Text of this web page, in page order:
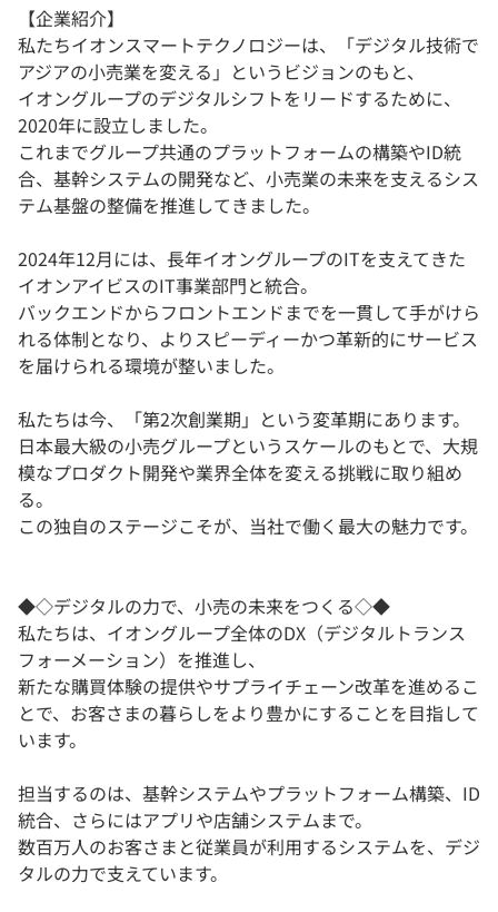
【企業紹介】
私たちイオンスマートテクノロジーは、「デジタル技術で
アジアの小売業を変える」というビジョンのもと、
イオングループのデジタルシフトをリードするために、
2020年に設立しました。
これまでグループ共通のプラットフォームの構築やID統
合、基幹システムの開発など、小売業の未来を支えるシス
テム基盤の整備を推進してきました。
2024年12月には、長年イオングループのITを支えてきた
イオンアイビスのIT事業部門と統合。
バックエンドからフロントエンドまでを一貫して手がけら
れる体制となり、よりスピーディーかつ革新的にサービス
を届けられる環境が整いました。
私たちは今、「第2次創業期」という変革期にあります。
日本最大級の小売グループというスケールのもとで、大規
模なプロダクト開発や業界全体を変える挑戦に取り組め
る。
この独自のステージこそが、当社で働く最大の魅力です。
◆◇デジタルの力で、小売の未来をつくる◇◆
私たちは、イオングループ全体のDX（デジタルトランス
フォーメーション）を推進し、
新たな購買体験の提供やサプライチェーン改革を進めるこ
とで、お客さまの暮らしをより豊かにすることを目指して
います。
担当するのは、基幹システムやプラットフォーム構築、ID
統合、さらにはアプリや店舗システムまで。
数百万人のお客さまと従業員が利用するシステムを、デジ
タルの力で支えています。